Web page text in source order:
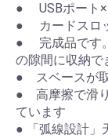
● USBポート
● カードスロ
● 完成品です
の隙間に収納で
● スベースが
● 高摩擦で滑
ています
● 「弧線設計」